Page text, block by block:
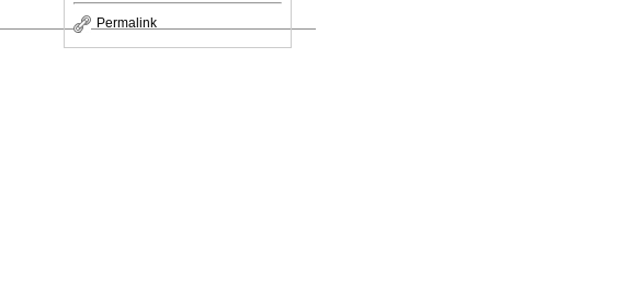
Permalink